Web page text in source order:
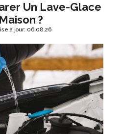
Un Lave-Glace
?
à jour: 06.08.26